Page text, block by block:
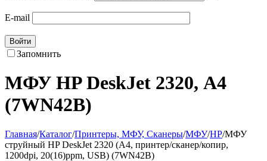
E-mail
Войти
Запомнить
МФУ HP DeskJet 2320, А4
(7WN42B)
Главная/Каталог/Принтеры, МФУ, Сканеры/МФУ/HP/МФУ
струйный HP DeskJet 2320 (А4, принтер/сканер/копир,
1200dpi, 20(16)ppm, USB) (7WN42B)